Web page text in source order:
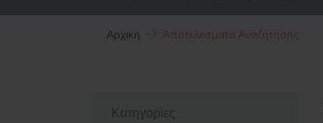
Αρχική Αποτελέσματα Αναζήτησης
Κατηγορίες